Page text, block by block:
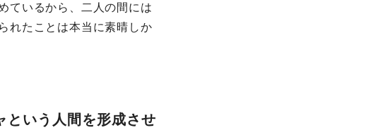
ているから、二人の間には
れたことは本当に素晴しか
という人間を形成させ